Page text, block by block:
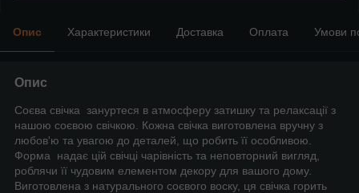
Опис Характеристики Доставка Оплата Умови
Опис
Соєва свічка зануртеся в атмосферу затишку та релаксації з
нашою соєвою свічкою. Кожна свічка виготовлена вручну з
любов'ю та увагою до деталей, що робить її особливою.
Форма надає цій свічці чарівність та неповторний вигляд,
роблячи її чудовим елементом декору для вашого дому.
Виготовлена з натурального соєвого воску, ця свічка горить